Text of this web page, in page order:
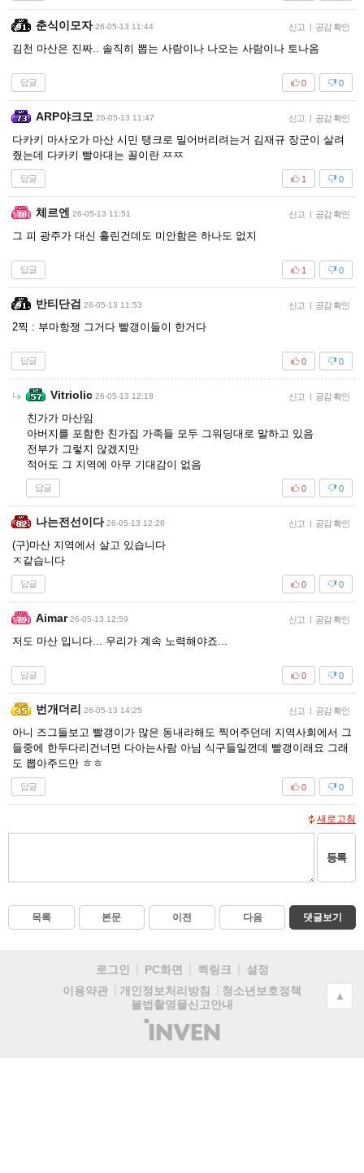
춘식이모자 26-05-13 11:44 신고 | 공감 확인
김천 마산은 진짜.. 솔직히 뽑는 사람이나 나오는 사람이나 토나옴
답글 0
0
ARP야크모 26-05-13 11:47 신고 | 공감 확인
다카키 마사오가 마산 시민 탱크로 밀어버리려는거 김재규 장군이 살려
줬는데 다카키 빨아대는 꼴이란 ㅉㅉ
답글 0
1
체르엔 26-05-13 11:51 신고 | 공감 확인
그 피 광주가 대신 흘린건데도 미안함은 하나도 없지
답글 0
1
반티단검 26-05-13 11:53 신고 | 공감 확인
2찍 : 부마항쟁 그거다 빨갱이들이 한거다
답글 0
0
Vitriolic 26-05-13 12:18 신고 | 공감 확인
친가가 마산임
아버지를 포함한 친가집 가족들 모두 그워딩대로 말하고 있음
전부가 그렇지 않겠지만
적어도 그 지역에 아무 기대감이 없음
답글 0
0
나는전선이다 26-05-13 12:28 신고 | 공감 확인
(구)마산 지역에서 살고 있습니다
ㅈ같습니다
답글 0
0
Aimar 26-05-13 12:59 신고 | 공감 확인
저도 마산 입니다... 우리가 계속 노력해야죠...
답글 0
0
번개더리 26-05-13 14:25 신고 | 공감 확인
아니 즈그들보고 빨갱이가 많은 동내라해도 찍어주던데 지역사회에서 그
들중에 한두다리건너면 다아는사람 아님 식구들일껀데 빨갱이래요 그래
도 뽑아주드만 ㅎㅎ
답글 0
0
새로고침
등록
목록 본문 이전 다음 댓글보기
로그인 PC화면 퀵링크
설정
이용약관
개인정보처리방침
청소년보호정책
불법촬영물신고안내
(주)
인
▲